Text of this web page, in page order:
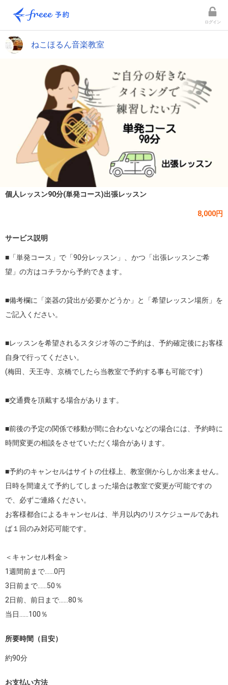
ログイン
ねこほるん音楽教室
個人レッスン90分(単発コース)出張レッスン
8,000円
サービス説明
■「単発コース」で「90分レッスン」、かつ「出張レッスンご希
望」の方はコチラから予約できます。
■備考欄に「楽器の貸出が必要かどうか」と「希望レッスン場所」を
ご記入ください。
■レッスンを希望されるスタジオ等のご予約は、予約確定後にお客様
自身で行ってください。
(梅田、天王寺、京橋でしたら当教室で予約する事も可能です)
■交通費を頂戴する場合があります。
■前後の予定の関係で移動が間に合わないなどの場合には、予約時に
時間変更の相談をさせていただく場合があります。
■予約のキャンセルはサイトの仕様上、教室側からしか出来ません。
日時を間違えて予約してしまった場合は教室で変更が可能ですの
で、必ずご連絡ください。
お客様都合によるキャンセルは、半月以内のリスケジュールであれ
ば１回のみ対応可能です。
＜キャンセル料金＞
1週間前まで……0円
3日前まで……50％
2日前、前日まで……80％
当日……100％
所要時間（目安）
約90分
お支払い方法